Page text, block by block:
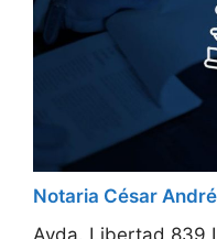
Notaria César
Avda. Libertad 839